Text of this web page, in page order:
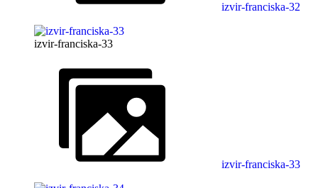
izvir-franciska-32
izvir-franciska-33
izvir-franciska-33